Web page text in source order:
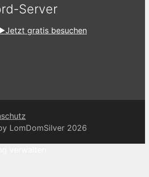
Server
gratis besuchen
LomDomSilver 2026